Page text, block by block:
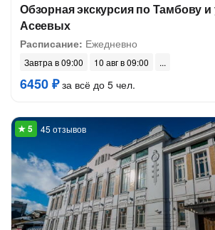
Обзорная экскурсия по Тамбову и
Асеевых
Расписание: Ежедневно
Завтра в 09:00 10 авг в 09:00
6450 ₽за всё до 5 чел.
45 отзывов